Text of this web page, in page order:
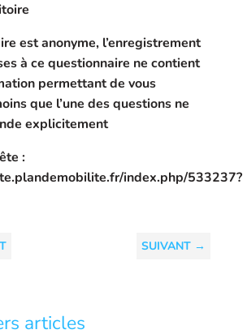
est anonyme, l’enregistrement
à ce questionnaire ne contient
permettant de vous
que l’une des questions ne
explicitement
:
index.php/533237?
SUIVANT →
articles